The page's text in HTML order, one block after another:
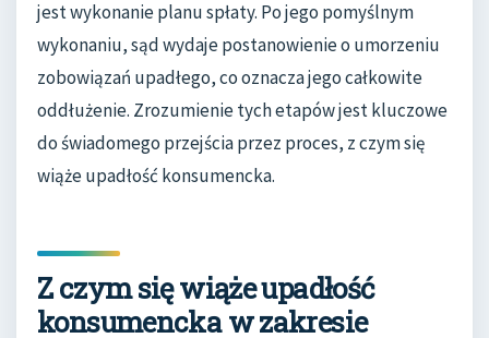
jest wykonanie planu spłaty. Po jego pomyślnym
wykonaniu, sąd wydaje postanowienie o umorzeniu
zobowiązań upadłego, co oznacza jego całkowite
oddłużenie. Zrozumienie tych etapów jest kluczowe
do świadomego przejścia przez proces, z czym się
wiąże upadłość konsumencka.
Z czym się wiąże upadłość
konsumencka w zakresie